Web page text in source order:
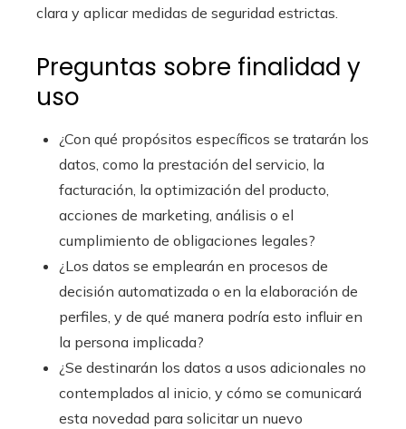
clara y aplicar medidas de seguridad estrictas.
Preguntas sobre finalidad y
uso
¿Con qué propósitos específicos se tratarán los
datos, como la prestación del servicio, la
facturación, la optimización del producto,
acciones de marketing, análisis o el
cumplimiento de obligaciones legales?
¿Los datos se emplearán en procesos de
decisión automatizada o en la elaboración de
perfiles, y de qué manera podría esto influir en
la persona implicada?
¿Se destinarán los datos a usos adicionales no
contemplados al inicio, y cómo se comunicará
esta novedad para solicitar un nuevo